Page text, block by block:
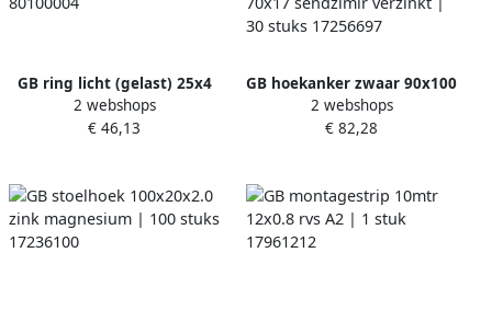
GB ring licht (gelast) 25x4
Ø3 9 verzinkt | 100 stuks
80100004
2 webshops
€ 46,13
GB hoekanker zwaar 90x100
60x6.0 slobgat 70x17
sendzimir verzinkt | 30
2 webshops
€ 82,28